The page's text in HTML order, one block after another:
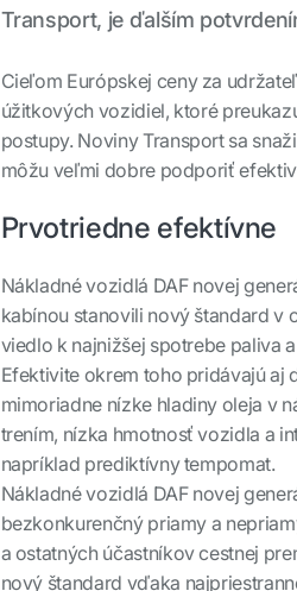
Transport, je ďalším
Cieľom Európskej ceny za
úžitkových vozidiel, ktoré
postupy. NovinyTransportsa
môžu veľmi dobre podporiť
Prvotriedne efektívne
Nákladné vozidlá DAF novej
kabínou stanovili nový štandard v
viedlo k najnižšej spotrebe paliva
Efektivite okrem toho pridávajú aj
mimoriadne nízke hladiny oleja v
trením, nízka hmotnosť vozidla a
napríklad prediktívny tempomat.
Nákladné vozidlá DAF novej
bezkonkurenčný priamy a
a ostatných účastníkov cestnej
nový štandard vďaka